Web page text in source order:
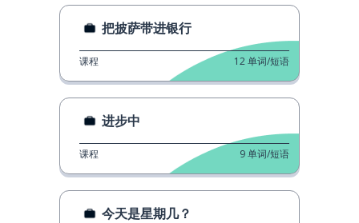
把披萨带进银行
课程 12单词/短语
进步中
课程 9单词/短语
今天是星期几？